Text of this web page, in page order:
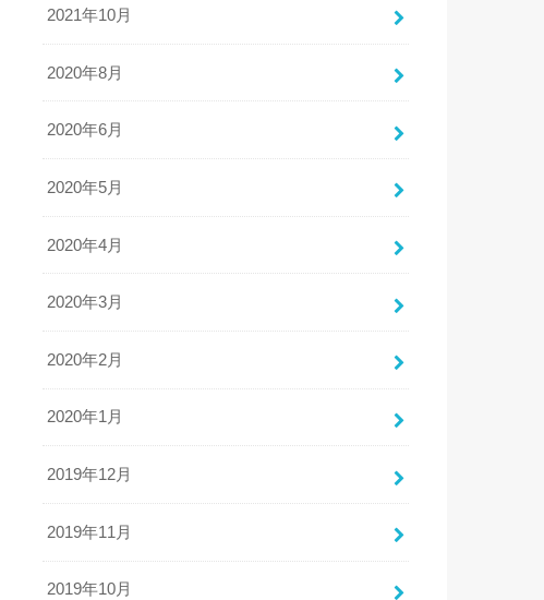
2021年10月
2020年8月
2020年6月
2020年5月
2020年4月
2020年3月
2020年2月
2020年1月
2019年12月
2019年11月
2019年10月